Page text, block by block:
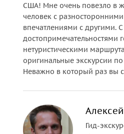
США! Мне очень повезло в
человек с
впечатлениями с другими.
достопримечательностями
нетуристическими
оригинальные экскурсии
Неважно в который раз вы
Алексей
Гид-